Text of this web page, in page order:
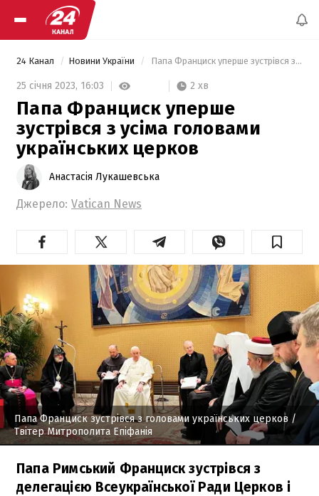
24 Канал Новини України Папа Франциск уперше зустрівся з усіма головами українських церков
25 січня 2023, 16:03 2 хв
Папа Франциск уперше
зустрівся з усіма головами
українських церков
Анастасія Лукашевська
Джерело: Vatican News
Папа Франциск зустрівся з головами українських церков /
Твітер Митрополита Епіфанія
Папа Римський Франциск зустрівся з
делегацією Всеукраїнської Ради Церков і